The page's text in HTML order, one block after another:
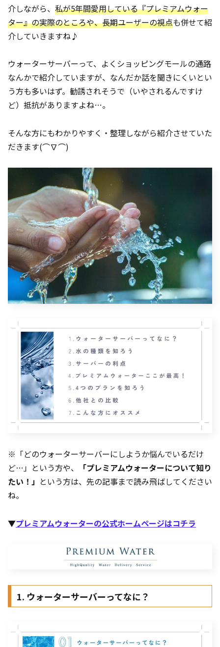
介しながら、 私が5年間愛用している『プレミアムウォー
ター』の実際のところや、長期ユーザーの視点も併せて紹
介していきますね♪
ウォーターサーバーって、よくショッピングモールの通路
なんかで紹介していますが、なんだか話を聞きにくいとい
う方も多いはず。勧誘されそうで（いやされるんですけ
ど）抵抗がありますよね…。
そんな方にもわかりやすく・整理しながら紹介させていた
だきます(⌒∇⌒)
※「どのウォーターサーバーにしようか悩んでいるだけ
ど…」という方や、
「プレミアムウォーターについて知り
たい！」 という方は、先の記事まで読み飛ばしてください
ね。
▼プレミアムウォーターの公式ホームページはコチラ
1. ウォーターサーバーってなに？